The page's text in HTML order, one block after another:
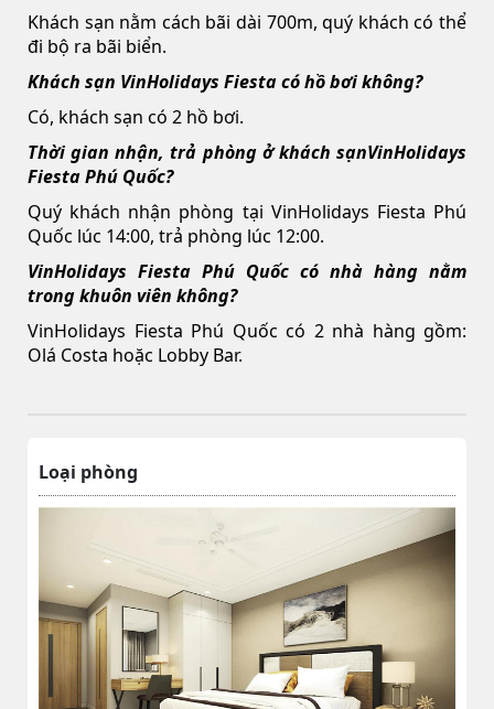
Khách sạn nằm cách bãi dài 700m, quý khách có thể
đi bộ ra bãi biển.
Khách sạn VinHolidays Fiesta có hồ bơi không?
Có, khách sạn có 2 hồ bơi.
Thời gian nhận, trả phòng ở khách sạnVinHolidays
Fiesta Phú Quốc?
Quý khách nhận phòng tại VinHolidays Fiesta Phú
Quốc lúc 14:00, trả phòng lúc 12:00.
VinHolidays Fiesta Phú Quốc có nhà hàng nằm
trong khuôn viên không?
VinHolidays Fiesta Phú Quốc có 2 nhà hàng gồm:
Olá Costa hoặc Lobby Bar.
Loại phòng